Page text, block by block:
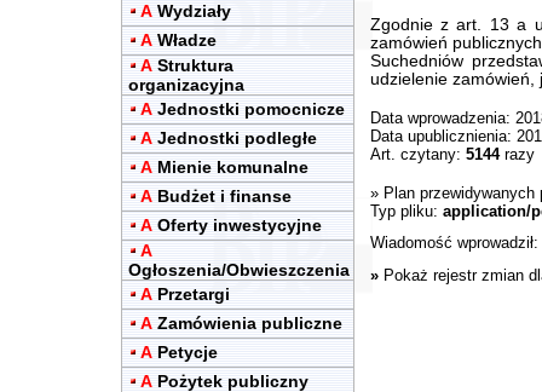
A Wydziały
A Władze
A Struktura
organizacyjna
A Jednostki pomocnicze
A Jednostki podległe
A Mienie komunalne
A Budżet i finanse
A Oferty inwestycyjne
A
Ogłoszenia/Obwieszczenia
A Przetargi
A Zamówienia publiczne
A Petycje
A Pożytek publiczny
Zgodnie z art. 13 a
zamówień
Suchedniów
udzielenie zamówień,
Data wprowadzenia:
Data upublicznienia:
Art. czytany: 5144razy
» Plan przewidywanych
Typ pliku: application/
Wiadomość wprowadził:
» Pokaż rejestr zmian